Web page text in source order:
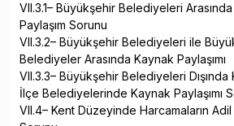
VII.3.1– Büyükşehir Belediyeleri
Paylaşım Sorunu
VII.3.2– Büyükşehir Belediyeleri ile
Belediyeler Arasında Kaynak Paylaşımı
VII.3.3– Büyükşehir Belediyeleri Dışında
İlçe Belediyelerinde Kaynak Paylaşımı
VII.4– Kent Düzeyinde Harcamaların Adil